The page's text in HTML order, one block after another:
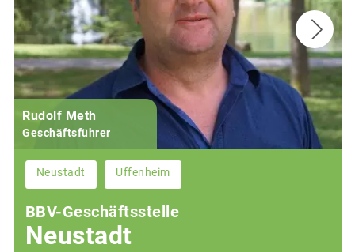
Rudolf Meth
Geschäftsführer
Neustadt Uffenheim
BBV-Geschäftsstelle
Neustadt